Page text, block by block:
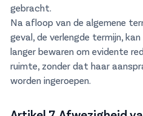
gebracht.
Na afloop van de algemene
geval, de verlengde termijn,
langer bewaren om evidente
ruimte, zonder dat haar
worden ingeroepen.